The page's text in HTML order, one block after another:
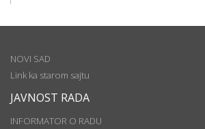
NOVI SAD
Link ka starom sajtu
JAVNOST RADA
INFORMATOR O RADU